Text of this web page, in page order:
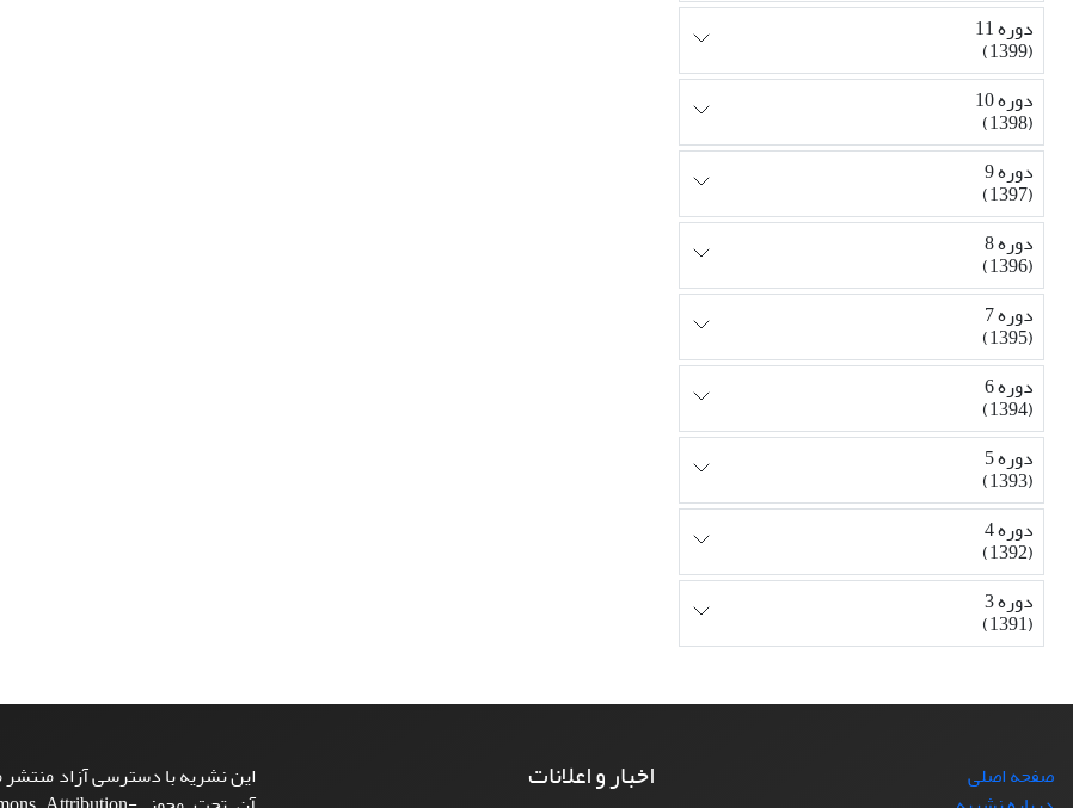
دوره 11
(1399)
دوره 10
(1398)
دوره 9
(1397)
دوره 8
(1396)
دوره 7
(1395)
دوره 6
(1394)
دوره 5
(1393)
دوره 4
(1392)
دوره 3
(1391)
صفحه اصلی
اخبار و اعلانات
این نشریه با دسترسی آزاد